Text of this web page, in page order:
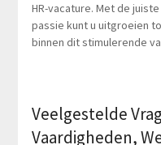
HR-vacature. Met de
passie kunt u uitgroeien
binnen dit stimulerende
Veelgestelde
Vaardigheden,